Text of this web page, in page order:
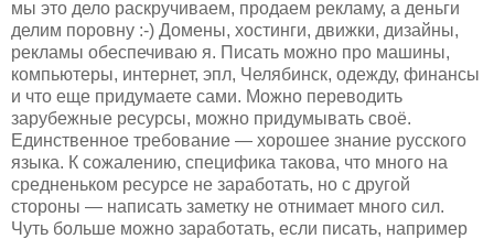
мы это дело раскручиваем, продаем рекламу, а деньги
делим поровну :-) Домены, хостинги, движки, дизайны,
рекламы обеспечиваю я. Писать можно про машины,
компьютеры, интернет, эпл, Челябинск, одежду, финансы
и что еще придумаете сами. Можно переводить
зарубежные ресурсы, можно придумывать своё.
Единственное требование — хорошее знание русского
языка. К сожалению, специфика такова, что много на
средненьком ресурсе не заработать, но с другой
стороны — написать заметку не отнимает много сил.
Чуть больше можно заработать, если писать, например